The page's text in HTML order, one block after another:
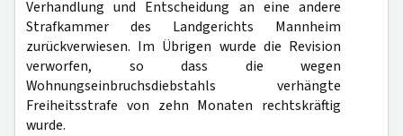
Verhandlung und Entscheidung an eine andere
Strafkammer des Landgerichts Mannheim
zurückverwiesen. Im Übrigen wurde die Revision
verworfen, so dass die wegen
Wohnungseinbruchsdiebstahls verhängte
Freiheitsstrafe von zehn Monaten rechtskräftig
wurde.